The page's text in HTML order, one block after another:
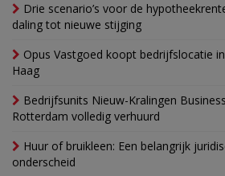
Drie scenario’s voor de
daling tot nieuwe stijging
Opus Vastgoed koopt bedrijfslocatie
Haag
Bedrijfsunits Nieuw-Kralingen
Rotterdam volledig verhuurd
Huur of bruikleen: Een belangrijk
onderscheid